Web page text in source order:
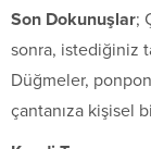
Son Dokunuşlar;
sonra, istediğiniz
Düğmeler,
çantanıza kişisel